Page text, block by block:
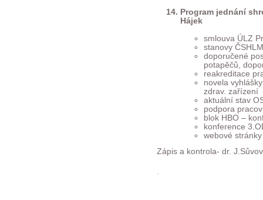
Program jednání
Hájek
smlouva ÚLZ
stanovy ČSHLM
doporučené
potapěčů,
reakreditace
novela
zdrav. zařízení
aktuální stav
podpora
blok HBO –
konference
webové
Zápis a kontrola- dr.